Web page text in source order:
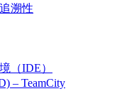
溯性
（IDE）
– TeamCity